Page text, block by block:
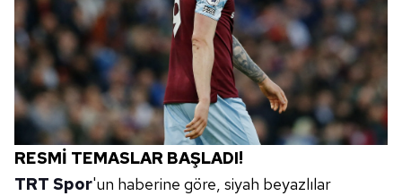
RESMİ TEMASLAR BAŞLADI!
TRT Spor'un haberine göre, siyah beyazlılar